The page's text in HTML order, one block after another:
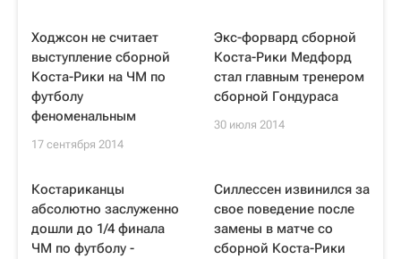
Ходжсон не считает
выступление сборной
Коста-Рики на ЧМ по
футболу
феноменальным
17 сентября 2014
Экс-форвард сборной
Коста-Рики Медфорд
стал главным тренером
сборной Гондураса
30 июля 2014
Костариканцы
абсолютно заслуженно
дошли до 1/4 финала
ЧМ по футболу -
Силлессен извинился за
свое поведение после
замены в матче со
сборной Коста-Рики